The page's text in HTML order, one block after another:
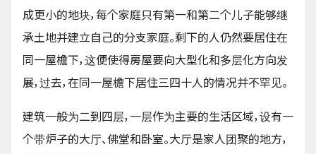
成更小的地块，每个家庭只有第一和第二个儿子能够继
承土地并建立自己的分支家庭。剩下的人仍然要居住在
同一屋檐下，这便使得房屋要向大型化和多层化方向发
展，过去，在同一屋檐下居住三四十人的情况并不罕见。
建筑一般为二到四层，一层作为主要的生活区域，设有一
个带炉子的大厅、佛堂和卧室。大厅是家人团聚的地方，